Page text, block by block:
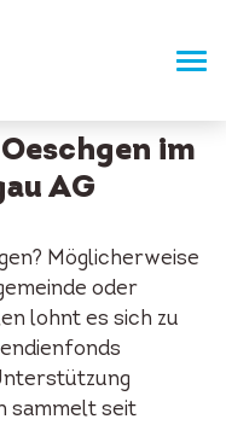
im
AG
Möglicherweise
oder
lohnt es sich zu
sammelt seit